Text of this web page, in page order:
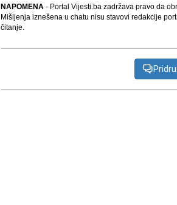
NAPOMENA- Portal Vijesti.ba zadržava pravo da
Mišljenja iznešena u chatu nisu stavovi redakcije
čitanje.